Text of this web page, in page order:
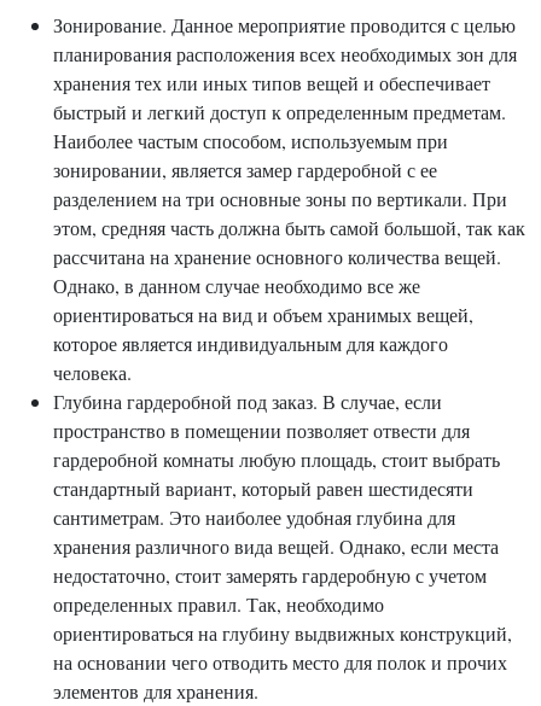
Зонирование. Данное мероприятие проводится с целью
планирования расположения всех необходимых зон для
хранения тех или иных типов вещей и обеспечивает
быстрый и легкий доступ к определенным предметам.
Наиболее частым способом, используемым при
зонировании, является замер гардеробной с ее
разделением на три основные зоны по вертикали. При
этом, средняя часть должна быть самой большой, так как
рассчитана на хранение основного количества вещей.
Однако, в данном случае необходимо все же
ориентироваться на вид и объем хранимых вещей,
которое является индивидуальным для каждого
человека.
Глубина гардеробной под заказ. В случае, если
пространство в помещении позволяет отвести для
гардеробной комнаты любую площадь, стоит выбрать
стандартный вариант, который равен шестидесяти
сантиметрам. Это наиболее удобная глубина для
хранения различного вида вещей. Однако, если места
недостаточно, стоит замерять гардеробную с учетом
определенных правил. Так, необходимо
ориентироваться на глубину выдвижных конструкций,
на основании чего отводить место для полок и прочих
элементов для хранения.